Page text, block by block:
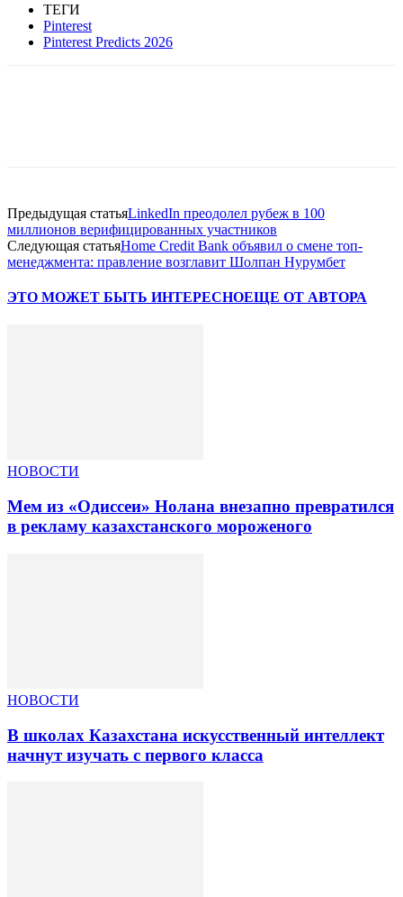
ТЕГИ
Pinterest
Pinterest Predicts 2026
Предыдущая статьяLinkedIn преодолел рубеж в 100
миллионов верифицированных участников
Следующая статьяHome Credit Bank объявил о смене топ-
менеджмента: правление возглавит Шолпан Нурумбет
ЭТО МОЖЕТ БЫТЬ ИНТЕРЕСНОЕЩЕ ОТ АВТОРА
НОВОСТИ
Мем из «Одиссеи» Нолана внезапно превратился
в рекламу казахстанского мороженого
НОВОСТИ
В школах Казахстана искусственный интеллект
начнут изучать с первого класса